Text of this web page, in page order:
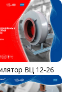
ВЦ 12-26